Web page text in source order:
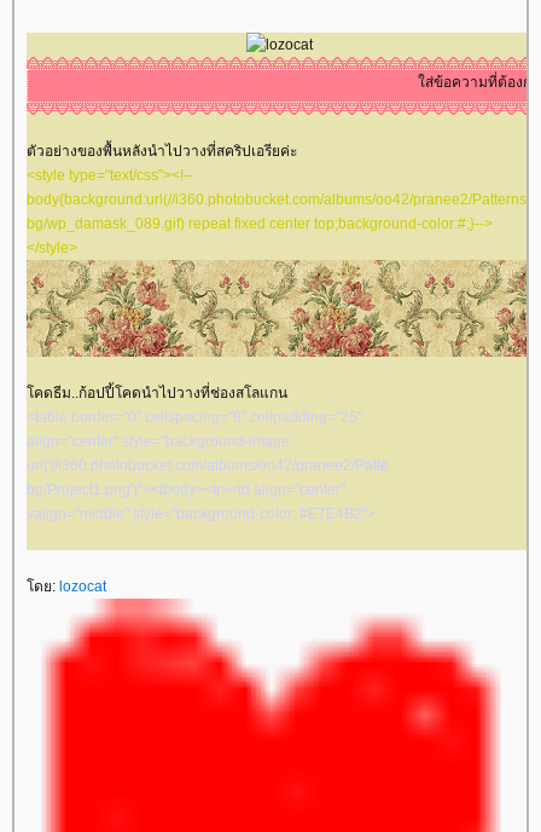
cellpadding="0" width="700" align="center"
style="border: 5px double #D59F00; background-
color: #F7ECCF"><tbody><tr><td align="center"
cellpadding="5" width="100%" align="center"><tbody>
<tr><td align="center" valign="middle"></td></tr><tr>
<td align="center" valign="middle"><img
src="//i2.tinypic.com/syqmhf.gif" border="0" ></td></tr>
<tr><td align="center" valign="middle"><br/><img
src="//mm-space.com/sozai/valentine/image/va_st.gif"
border="0" ><table border="0" cellspacing="0"
cellpadding="0" width="100%" align="center"><tbody>
<tr><td align="center" valign="middle"
url('//img291.imageshack.us/img291/1335/lace02gd1jv3.gif');
height: 10px"></td></tr><tr><td align="center"
valign="middle" style="background-color: #D59F00">
<table border="0" cellspacing="0" cellpadding="1"
width="100%" align="center"><tbody><tr><td
align="center" valign="middle" style="border: 1px solid
</td></tr></tbody></table></td></tr><tr><td
image:
url('//img291.imageshack.us/img291/9569/lace02gd2jm9.gif');
height: 10px"></td></tr></tbody></table></td></tr>
</tbody></table><table border="0" cellspacing="0"
cellpadding="0" width="100%" align="center"><tbody>
ส่ข้อความที่ต้องการให้วิ่งๆๆ
ตัวอย่างของพื้นหลังนำไปวางที่สคริปเอรียค่ะ
<style type="text/css"><!--
body{background:url(//i360.photobucket.com/albums/oo42/pranee2/Patterns-
bg/wp_damask_089.gif) repeat fixed center top;background-color:#;}-->
</style>
คดธีม..ก้อปปี้โคดนำไปวางที่ช่องสโลแกน
<table border="0" cellspacing="8" cellpadding="25"
align="center" style="background-image:
url('//i360.photobucket.com/albums/oo42/pranee2/Patterns-
bg/Project1.png')"><tbody><tr><td align="center"
valign="middle" style="background-color: #E7E4B2">
url('//i360.photobucket.com/albums/oo42/pranee2/Patterns-
bg/Project1.png')"><tbody><tr><td align="center"
valign="middle" style="background-color: #E7E4B2">
<table border="0" cellspacing="5" cellpadding="5"
width="100%" align="center"><tbody><tr><td
align="center" valign="middle"><img
src="//i2.tinypic.com/syqmjd.gif" border="0" alt="lozocat"
ดย: lozocat